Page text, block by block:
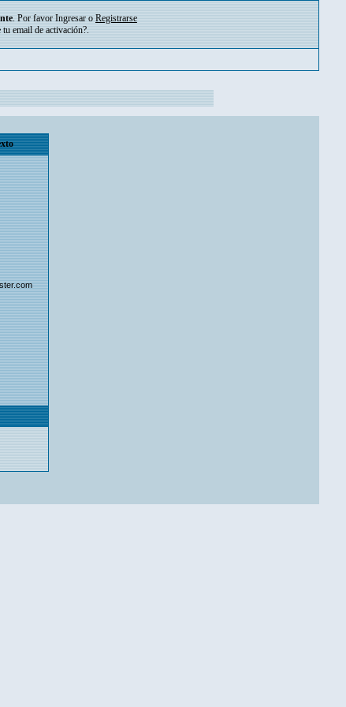
. Por favor Ingresar o Registrarse
tu email de activación?.